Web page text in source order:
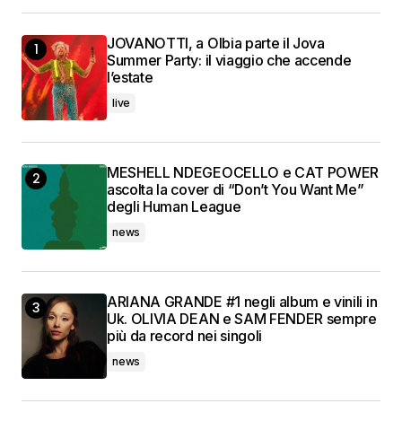
JOVANOTTI, a Olbia parte il Jova
Summer Party: il viaggio che accende
l’estate
live
MESHELL NDEGEOCELLO e CAT POWER
ascolta la cover di “Don’t You Want Me”
degli Human League
news
ARIANA GRANDE #1 negli album e vinili in
Uk. OLIVIA DEAN e SAM FENDER sempre
più da record nei singoli
news